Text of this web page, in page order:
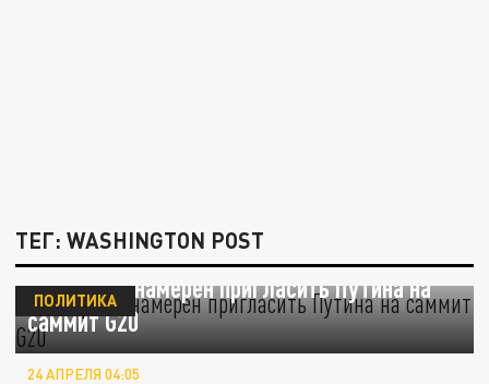
ТЕГ: WASHINGTON POST
WP: Трамп намерен пригласить Путина на
саммит G20
ПОЛИТИКА
24 АПРЕЛЯ 04:05